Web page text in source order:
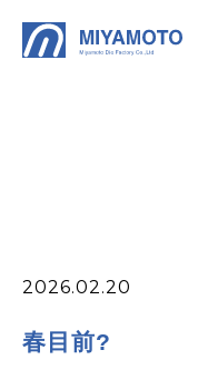
2026.02.20
春目前?